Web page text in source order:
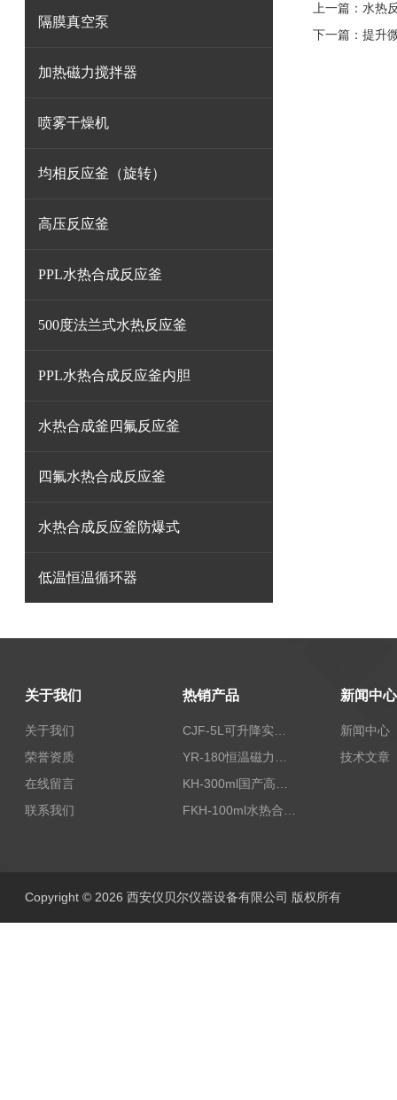
上一篇： 水热
下一篇： 提升
隔膜真空泵
加热磁力搅拌器
喷雾干燥机
均相反应釜（旋转）
高压反应釜
PPL水热合成反应釜
500度法兰式水热反应釜
PPL水热合成反应釜内胆
水热合成釜四氟反应釜
四氟水热合成反应釜
水热合成反应釜防爆式
低温恒温循环器
关于我们
关于我们
荣誉资质
在线留言
联系我们
热销产品 新闻中心
新闻中心
技术文章
Copyright © 2026 西安仪贝尔仪器设备有限公司 版权所有